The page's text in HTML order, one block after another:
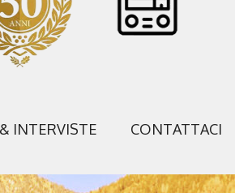
INTERVISTE CONTATTACI